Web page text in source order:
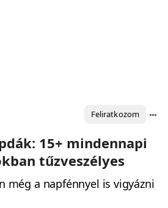
Feliratkozom
15+ mindennapi
tűzveszélyes
még a napfénnyel is vigyázni